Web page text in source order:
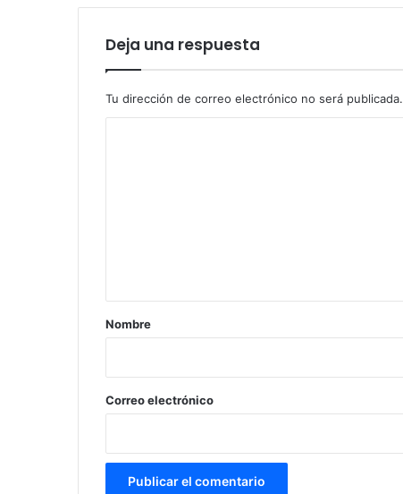
Deja una respuesta
Tu dirección de correo electrónico no será publicada.
r
*
Nombre
Correo electrónico